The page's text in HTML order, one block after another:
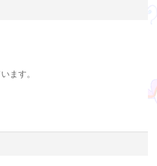
ます。